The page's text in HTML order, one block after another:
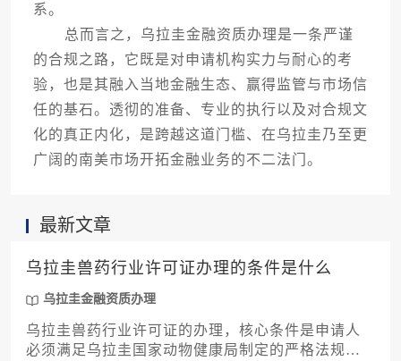
系。
总而言之，乌拉圭金融资质办理是一条严谨
的合规之路，它既是对申请机构实力与耐心的考
验，也是其融入当地金融生态、赢得监管与市场信
任的基石。透彻的准备、专业的执行以及对合规文
化的真正内化，是跨越这道门槛、在乌拉圭乃至更
广阔的南美市场开拓金融业务的不二法门。
最新文章
乌拉圭兽药行业许可证办理的条件是什么
乌拉圭金融资质办理
乌拉圭兽药行业许可证的办理，核心条件是申请人
必须满足乌拉圭国家动物健康局制定的严格法规要